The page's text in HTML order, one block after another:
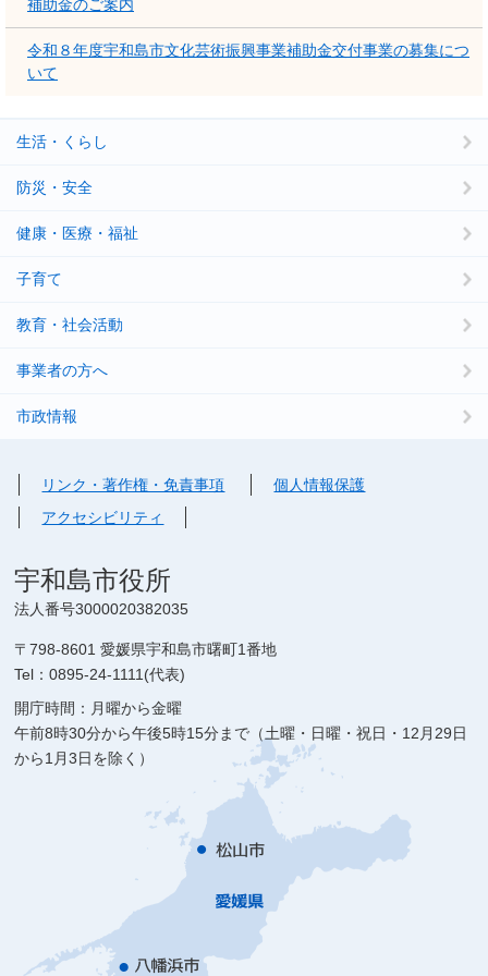
補助金のご案内
令和８年度宇和島市文化芸術振興事業補助金交付事業の募集につ
いて
生活・くらし
防災・安全
健康・医療・福祉
子育て
教育・社会活動
事業者の方へ
市政情報
リンク・著作権・免責事項
個人情報保護
アクセシビリティ
宇和島市役所
法人番号3000020382035
〒798-8601 愛媛県宇和島市曙町1番地
Tel：0895-24-1111(代表)
開庁時間：月曜から金曜
午前8時30分から午後5時15分まで（土曜・日曜・祝日・12月29日
から1月3日を除く）